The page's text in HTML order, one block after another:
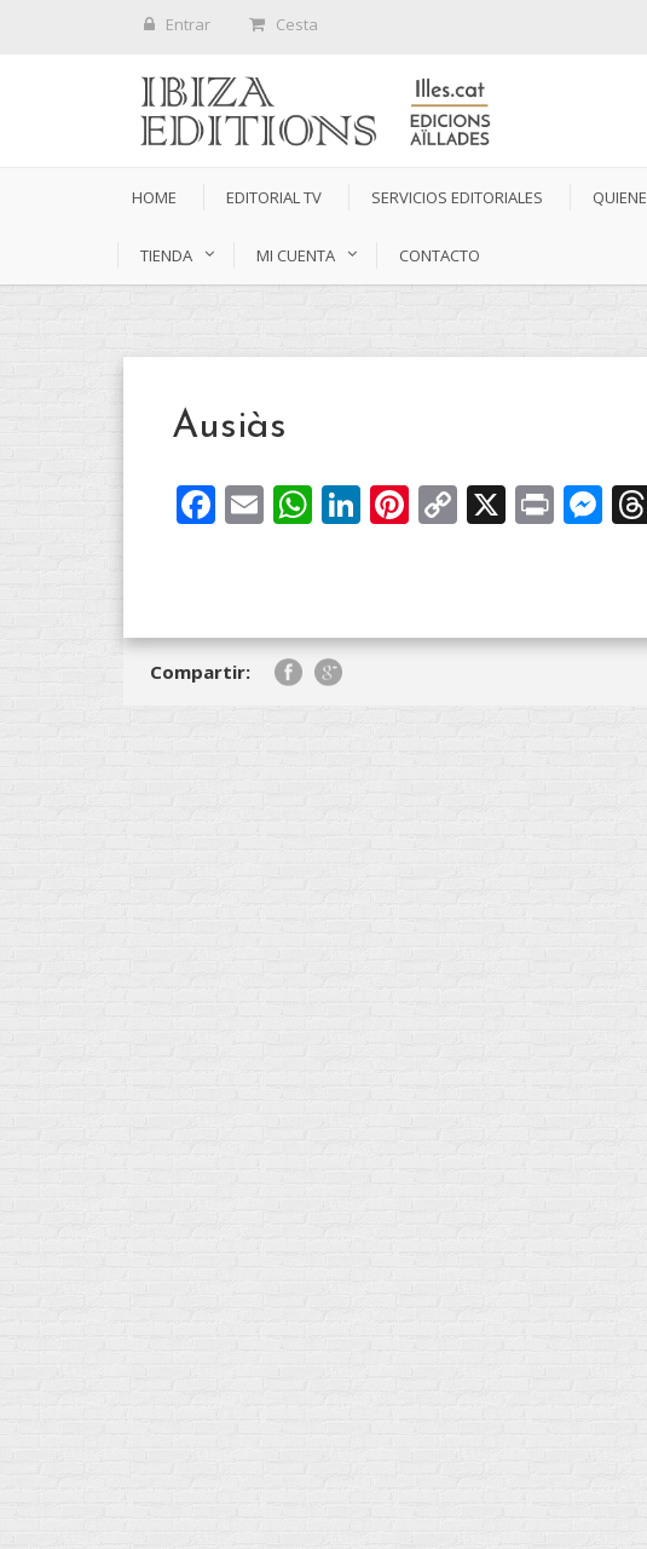
Entrar Cesta
HOME EDITORIAL TV SERVICIOS EDITORIALES
TIENDA MI CUENTA CONTACTO
Ausiàs
Facebook
EmailWhatsApp
LinkedIn
Pinterest
Copy
X Print
Compartir: